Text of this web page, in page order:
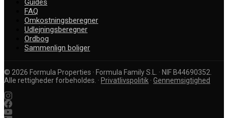
Guides
FAQ
Omkostningsberegner
Udlejningsberegner
Ordbog
Sammenlign boliger
© 2026 Formula Properties · Formula Family S.L. · NIF B44690352.
Alle rettigheder forbeholdes. · Privatlivspolitik · Gennemsigtighed